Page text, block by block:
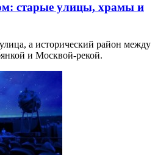
старые улицы, храмы и
а исторический район между
и Москвой-рекой.